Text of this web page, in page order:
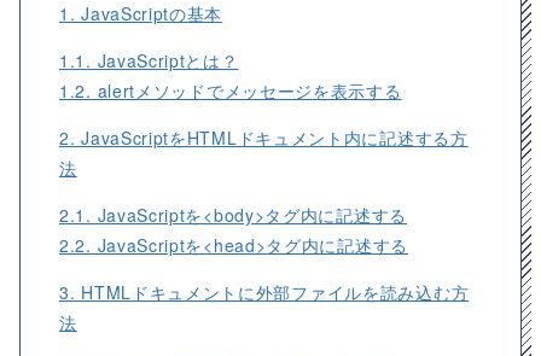
1. JavaScriptの基本
1.1. JavaScriptとは？
1.2. alertメソッドでメッセージを表示する
2. JavaScriptをHTMLドキュメント内に記述する方
法
2.1. JavaScriptを<body>タグ内に記述する
2.2. JavaScriptを<head>タグ内に記述する
3. HTMLドキュメントに外部ファイルを読み込む方
法